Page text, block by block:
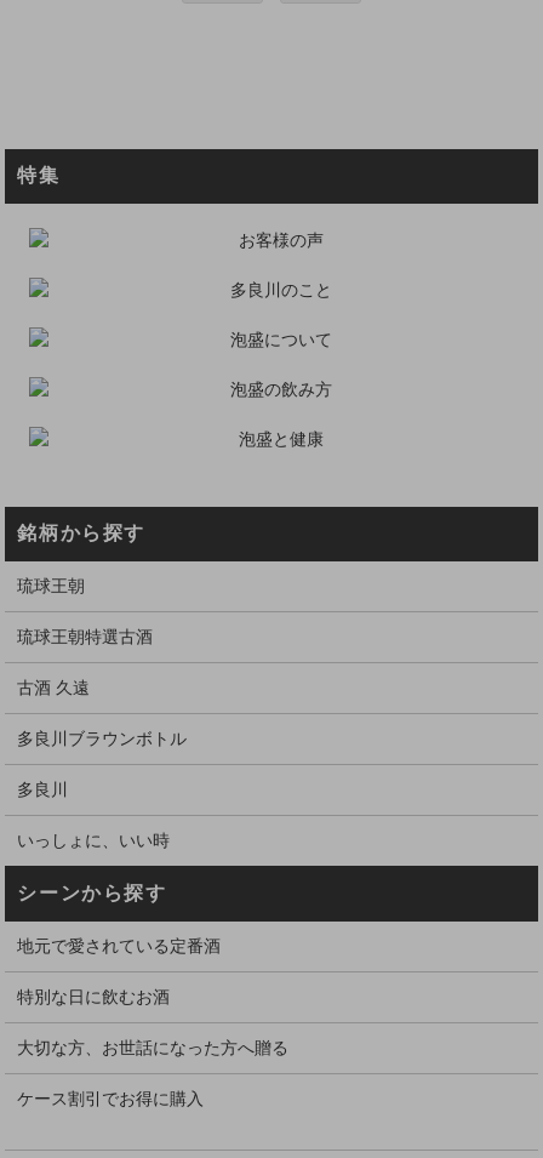
特集
銘柄から探す
琉球王朝
琉球王朝特選古酒
古酒 久遠
多良川ブラウンボトル
多良川
いっしょに、いい時
シーンから探す
地元で愛されている定番酒
特別な日に飲むお酒
大切な方、お世話になった方へ贈る
ケース割引でお得に購入